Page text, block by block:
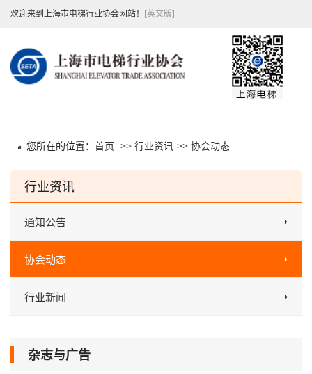
欢迎来到上海市电梯行业协会网站！ [英文版]
您所在的位置： 首页 >> 行业资讯 >> 协会动态
行业资讯
通知公告
协会动态
行业新闻
杂志与广告